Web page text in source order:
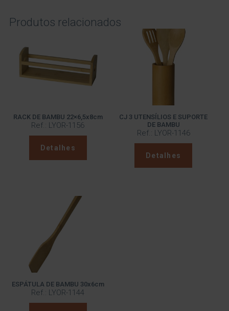
Produtos relacionados
RACK DE BAMBU 22×6,5x8cm
Ref.: LYOR-1156
Detalhes
CJ 3 UTENSÍLIOS E SUPORTE
DE BAMBU
Ref.: LYOR-1146
Detalhes
ESPÁTULA DE BAMBU 30x6cm
Ref.: LYOR-1144